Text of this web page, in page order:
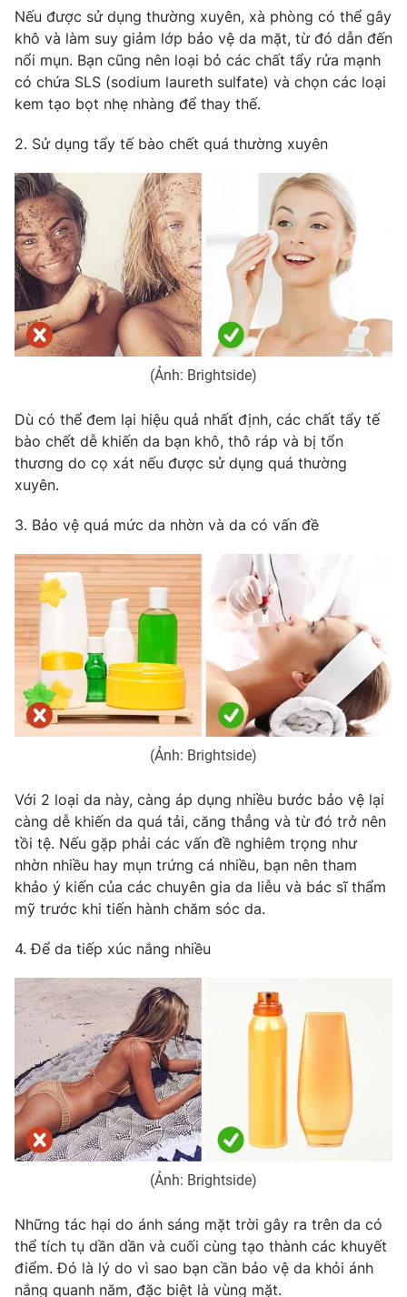
Thị trường
Góc doanh nghiệp
Truyền hình
Phim VTV
Hậu trường
Nhân vật
Khán giả
Giải sao mai
Giải trí
Âm nhạc
Sao
Đời sống
Du lịch
Làm đẹp
Chất lượng cuộc sống
Giáo dục
Tuyển sinh
Học trực tuyến
Công nghệ
Hitech Công nghệ tương lai
Sản phẩm
Giao lưu trực tuyến
Lịch phát sóng
Chuyên mục khác
Emagazine Podcast
Video Shorts video
VTV Money VTV Thể thao
VTV Sức khoẻ Bất động sản
Thị trường 24h Tấm lòng Việt
VTV9 VTV8
Liên hệ tòa soạn English
THỜI BÁO VTV
Theo dõi báo trên
Cơ quan chủ quản:Đài Truyền hình Việt Nam
Cơ quan báo chí:Thời báo VTV
Giấy phép hoạt động báo in và báo điện tử số 483/GP-BTTTT
cấp ngày 29/12/2023
Vũ Thanh Thủy
Nguyễn Trọng Ninh
Tổng đài VTV:024.38 355 931 - 024.38 355 932
Ðiện thoại Thời báo VTV:024.66 897 897
Nếu được sử dụng thường xuyên, xà phòng có thể gây
khô và làm suy giảm lớp bảo vệ da mặt, từ đó dẫn đến
nổi mụn. Bạn cũng nên loại bỏ các chất tẩy rửa mạnh
có chứa SLS (sodium laureth sulfate) và chọn các loại
kem tạo bọt nhẹ nhàng để thay thế.
2. Sử dụng tẩy tế bào chết quá thường xuyên
(Ảnh: Brightside)
Dù có thể đem lại hiệu quả nhất định, các chất tẩy tế
bào chết dễ khiến da bạn khô, thô ráp và bị tổn
thương do cọ xát nếu được sử dụng quá thường
xuyên.
3. Bảo vệ quá mức da nhờn và da có vấn đề
(Ảnh: Brightside)
Với 2 loại da này, càng áp dụng nhiều bước bảo vệ lại
càng dễ khiến da quá tải, căng thẳng và từ đó trở nên
tồi tệ. Nếu gặp phải các vấn đề nghiêm trọng như
nhờn nhiều hay mụn trứng cá nhiều, bạn nên tham
khảo ý kiến của các chuyên gia da liễu và bác sĩ thẩm
mỹ trước khi tiến hành chăm sóc da.
4. Để da tiếp xúc nắng nhiều
(Ảnh: Brightside)
Những tác hại do ánh sáng mặt trời gây ra trên da có
thể tích tụ dần dần và cuối cùng tạo thành các khuyết
điểm. Đó là lý do vì sao bạn cần bảo vệ da khỏi ánh
nắng quanh năm, đặc biệt là vùng mặt.